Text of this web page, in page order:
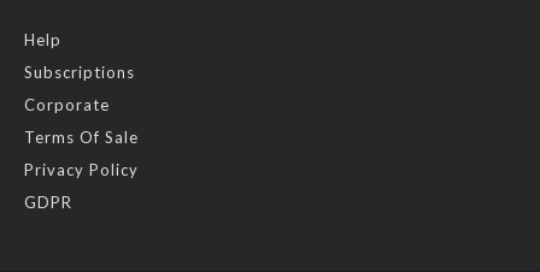
Help
Subscriptions
Corporate
Terms Of Sale
Privacy Policy
GDPR